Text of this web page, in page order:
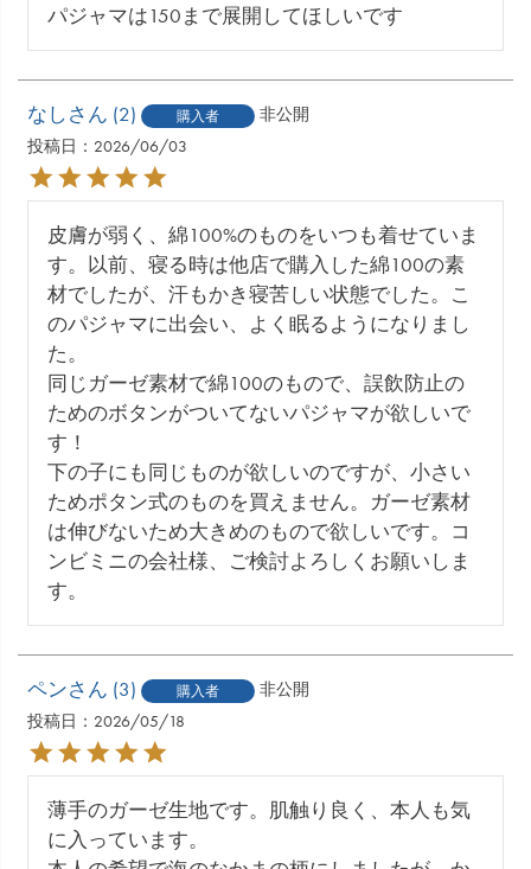
パジャマは150まで展開してほしいです
なし 2 購入者
非公開
投稿日
2026/06/03
皮膚が弱く、綿100%のものをいつも着せていま
す。以前、寝る時は他店で購入した綿100の素
材でしたが、汗もかき寝苦しい状態でした。こ
のパジャマに出会い、よく眠るようになりまし
た。
同じガーゼ素材で綿100のもので、誤飲防止の
ためのボタンがついてないパジャマが欲しいで
す！
下の子にも同じものが欲しいのですが、小さい
ためポタン式のものを買えません。ガーゼ素材
は伸びないため大きめのもので欲しいです。コ
ンビミニの会社様、ご検討よろしくお願いしま
す。
ペン 3 購入者
非公開
投稿日
2026/05/18
薄手のガーゼ生地です。肌触り良く、本人も気
に入っています。